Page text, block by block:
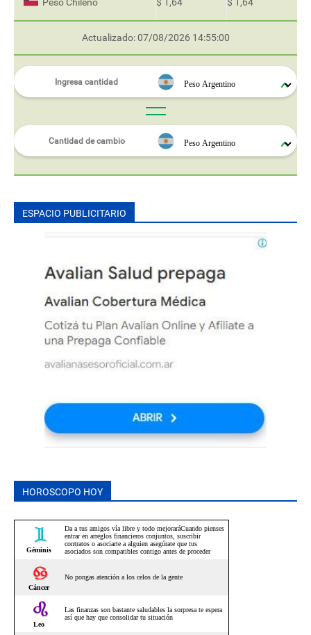
Actualizado: 07/08/2026 14:55:00
ESPACIO PUBLICITARIO
HOROSCOPO HOY